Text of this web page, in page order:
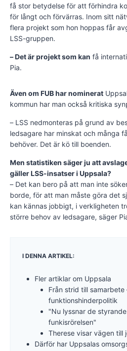
få stor betydelse för att förhindra
för långt och förvärras. Inom sitt
flera projekt som hon hoppas får
LSS-gruppen.
– Det är projekt som kan få
Pia.
Även om FUB har nominerat
kommun har man också kritiska
– LSS nedmonteras på grund av
ledsagare har minskat och många
behöver. Det är kö till boenden.
Men statistiken säger ju att
gäller LSS-insatser i Uppsala?
– Det kan bero på att man inte
borde, för att man måste göra det
kan kännas jobbigt, i verkligheten
större behov av ledsagare, säger
I DENNA ARTIKEL:
Fler artiklar om Uppsala
Från strid till
funktionshinderpolitik
"Nu lyssnar de
funkisrörelsen"
Therese visar vägen till
Därför har Uppsalas